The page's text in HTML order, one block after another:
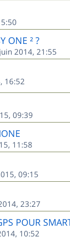
ONE ² ?
2014, 21:55
16:52
09:39
11:58
09:15
23:27
POUR
10:52